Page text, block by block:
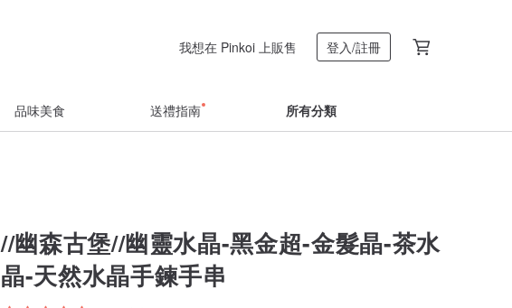
我想在 Pinkoi 上販售 登入/註冊
品味美食 送禮指南 所有分類
//幽森古堡//幽靈水晶-黑金超-金髮晶-茶水
晶-天然水晶手鍊手串